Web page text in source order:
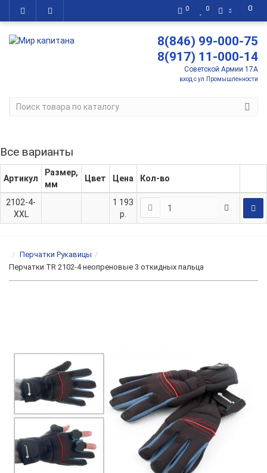
0
0 0
8(846) 99-000-75
8(917) 11-000-14
Советской Армии 17А
вход с ул.Промышленности
Все варианты
Артикул
Размер,
мм
Цвет Цена Кол-во
2102-4-
XXL
1 193
р.
Перчатки Рукавицы
Перчатки TR 2102-4 неопреновые 3 откидных пальца